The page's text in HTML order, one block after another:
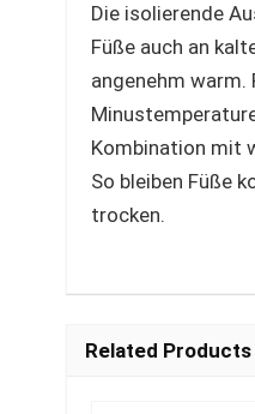
Die isolierende
Füße auch an
angenehm warm.
Kombination mit
So bleiben Füße
trocken.
Related Products